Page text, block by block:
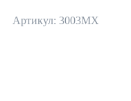
Артикул: 3003MX